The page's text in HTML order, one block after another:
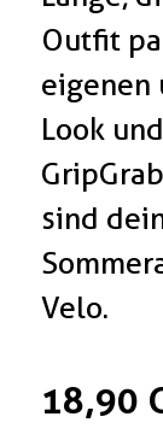
Outfit
eigenen
Look
sind
Velo.
18,90